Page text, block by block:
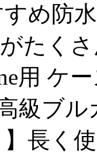
すめ防
たく
用 ケ
級ブ
】長く